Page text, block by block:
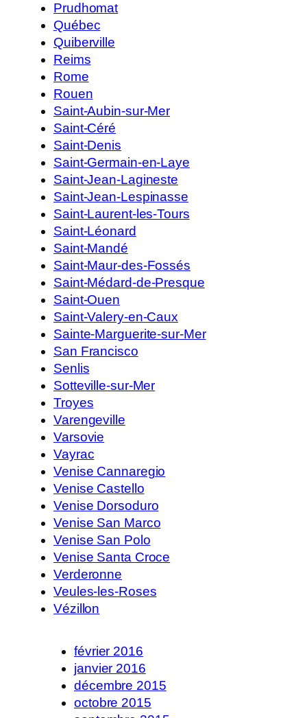
Prudhomat
Québec
Quiberville
Reims
Rome
Rouen
Saint-Aubin-sur-Mer
Saint-Céré
Saint-Denis
Saint-Germain-en-Laye
Saint-Jean-Lagineste
Saint-Jean-Lespinasse
Saint-Laurent-les-Tours
Saint-Léonard
Saint-Mandé
Saint-Maur-des-Fossés
Saint-Médard-de-Presque
Saint-Ouen
Saint-Valery-en-Caux
Sainte-Marguerite-sur-Mer
San Francisco
Senlis
Sotteville-sur-Mer
Troyes
Varengeville
Varsovie
Vayrac
Venise Cannaregio
Venise Castello
Venise Dorsoduro
Venise San Marco
Venise San Polo
Venise Santa Croce
Verderonne
Veules-les-Roses
Vézillon
février 2016
janvier 2016
décembre 2015
octobre 2015